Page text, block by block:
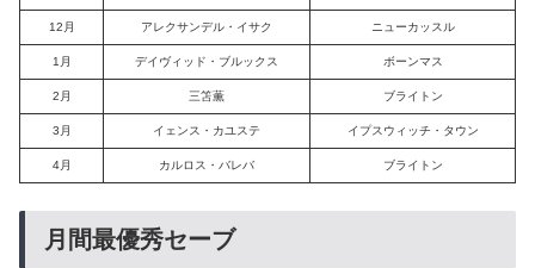
12月 アレクサンデル・イサク ニューカッスル
1月 デイヴィッド・ブルックス ボーンマス
2月 三笘薫 ブライトン
3月 イェンス・カユステ イプスウィッチ・タウン
4月 カルロス・バレバ ブライトン
月間最優秀セーブ